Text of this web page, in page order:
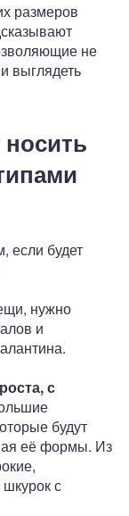
размеров
не
выглядеть
если будет
нужно
и
с
будут
её формы. Из
с